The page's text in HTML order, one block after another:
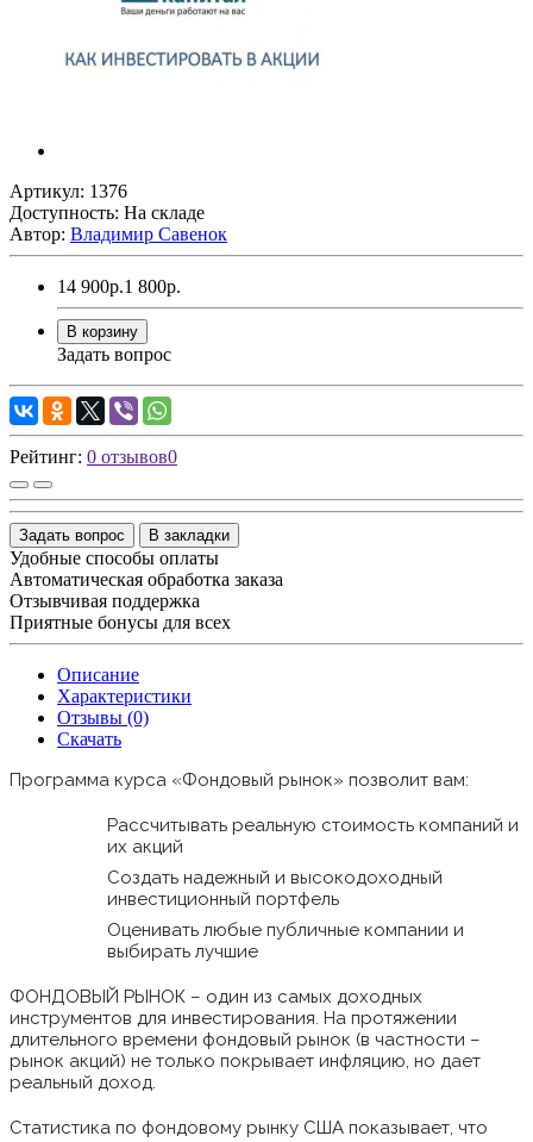
Артикул: 1376
Доступность: На складе
Автор: Владимир Савенок
14 900р.1 800р.
В корзину
Задать вопрос
Рейтинг: 0 отзывов0
Задать вопрос В закладки
Удобные способы оплаты
Автоматическая обработка заказа
Отзывчивая поддержка
Приятные бонусы для всех
Описание
Характеристики
Отзывы (0)
Скачать
Программа курса «Фондовый рынок» позволит вам:
Рассчитывать реальную стоимость компаний и
их акций
Создать надежный и высокодоходный
инвестиционный портфель
Оценивать любые публичные компании и
выбирать лучшие
ФОНДОВЫЙ РЫНОК – один из самых доходных
инструментов для инвестирования. На протяжении
длительного времени фондовый рынок (в частности –
рынок акций) не только покрывает инфляцию, но дает
реальный доход.
Статистика по фондовому рынку США показывает, что